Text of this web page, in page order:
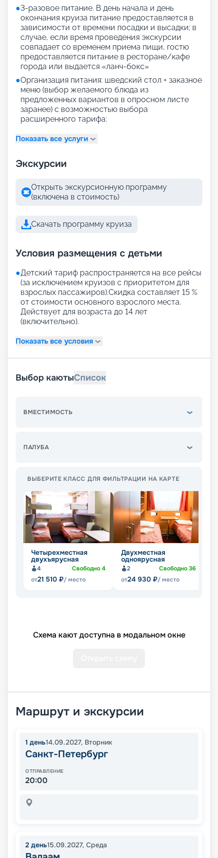
●3-разовое питание. В день начала и день
окончания круиза питание предоставляется в
зависимости от времени посадки и высадки; в
случае, если время проведения экскурсии
совпадает со временем приема пищи, гостю
предоставляется питание в ресторане/кафе
города или выдается «ланч-бокс»
●Организация питания: шведский стол + заказное
меню (выбор желаемого блюда из
предложенных вариантов в опросном листе
заранее) с возможностью выбора
расширенного тарифа:
Показать все услуги
Экскурсии
Открыть экскурсионную программу
(включена в стоимость)
Скачать программу круиза
Условия размещения с детьми
●Детский тариф распространяется на все рейсы
(за исключением круизов с приоритетом для
взрослых пассажиров).Скидка составляет 15 %
от стоимости основного взрослого места.
Действует для возраста до 14 лет
(включительно).
Показать все условия
Выбор каютыСписок
ВМЕСТИМОСТЬ
ПАЛУБА
ВЫБЕРИТЕ КЛАСС ДЛЯ ФИЛЬТРАЦИИ НА КАРТЕ
Четырехместная
двухъярусная
4 Свободно4
от21 510 ₽/ место
Двухместная
одноярусная
2 Свободно36
от24 930 ₽/ место
Схема кают доступна в модальном окне
Маршрут и экскурсии
1 день14.09.2027, Вторник
Санкт-Петербург
ОТПРАВЛЕНИЕ
20:00
2 день15.09.2027, Среда